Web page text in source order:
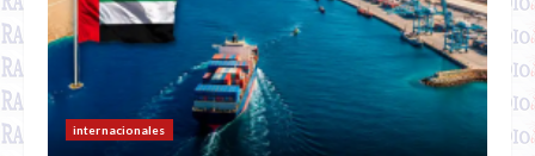
internacionales